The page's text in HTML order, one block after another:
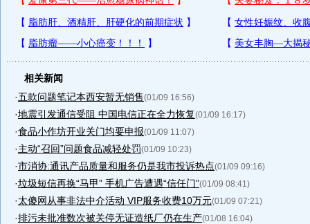
相关新闻
·五款问题笔记本西安暂无销售(01/09 16:56)
·地震引发通信受阻 中国电信正在全力恢复(01/09 16:17)
·食品小作坊开业关门均要申报(01/09 11:07)
·主动“召回”问题食品减轻处罚(01/09 10:23)
·市消协:通讯产品质量和服务仍是我市投诉热点(01/09 09:16)
·垃圾短信再换“马甲” 手机广告遭遇“信任门”(01/09 08:41)
·太傻网从事非法中介活动 VIP服务收费10万元(01/09 07:21)
·排污未批准数次被关停无证造纸厂仍在生产(01/08 16:04)